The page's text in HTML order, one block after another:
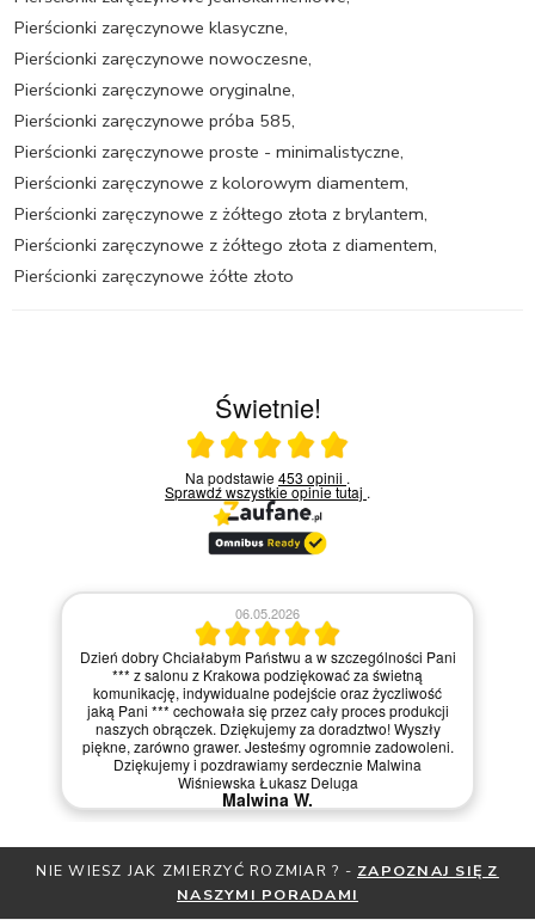
Pierścionki zaręczynowe klasyczne,
Pierścionki zaręczynowe nowoczesne,
Pierścionki zaręczynowe oryginalne,
Pierścionki zaręczynowe próba 585,
Pierścionki zaręczynowe proste - minimalistyczne,
Pierścionki zaręczynowe z kolorowym diamentem,
Pierścionki zaręczynowe z żółtego złota z brylantem,
Pierścionki zaręczynowe z żółtego złota z diamentem,
Pierścionki zaręczynowe żółte złoto
Świetnie!
Ocena średnia 5 na 5
Na podstawie453 opinii .
Sprawdź wszystkie opinietutaj .
06.05.2026
Dzień dobry Chciałabym Państwu a w szczególności Pani
*** z salonu z Krakowa podziękować za świetną
komunikację, indywidualne podejście oraz życzliwość
jaką Pani *** cechowała się przez cały proces produkcji
naszych obrączek. Dziękujemy za doradztwo! Wyszły
piękne, zarówno grawer. Jesteśmy ogromnie zadowoleni.
Dziękujemy i pozdrawiamy serdecznie Malwina
Wiśniewska Łukasz Deluga
Malwina W.
ROZMIAR ? -ZAPOZNAJ SIĘ Z
NASZYMI PORADAMI
OTRZYMAJ